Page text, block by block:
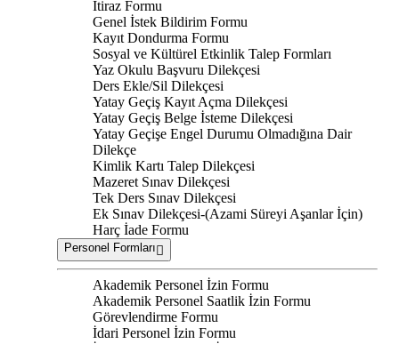
İtiraz Formu
Genel İstek Bildirim Formu
Kayıt Dondurma Formu
Sosyal ve Kültürel Etkinlik Talep Formları
Yaz Okulu Başvuru Dilekçesi
Ders Ekle/Sil Dilekçesi
Yatay Geçiş Kayıt Açma Dilekçesi
Yatay Geçiş Belge İsteme Dilekçesi
Yatay Geçişe Engel Durumu Olmadığına Dair
Dilekçe
Kimlik Kartı Talep Dilekçesi
Mazeret Sınav Dilekçesi
Tek Ders Sınav Dilekçesi
Ek Sınav Dilekçesi-(Azami Süreyi Aşanlar İçin)
Harç İade Formu
Personel Formları
Akademik Personel İzin Formu
Akademik Personel Saatlik İzin Formu
Görevlendirme Formu
İdari Personel İzin Formu